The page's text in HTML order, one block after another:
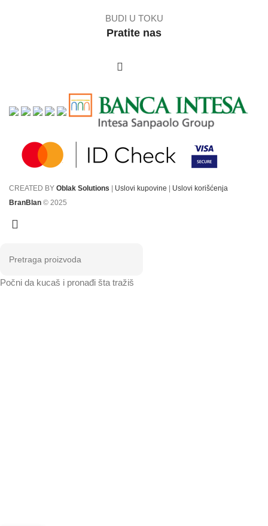
BUDI U TOKU
Pratite nas
CREATED BY Oblak Solutions Uslovi kupovine
Uslovi korišćenja
BranBlan © 2025
Počni da kucaš i pronađi šta tražiš